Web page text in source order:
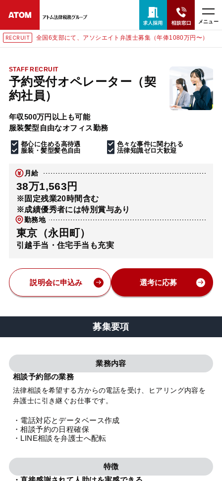
メニュー
RECRUIT 全国6支部にて、アソシエイト弁護士募集（年俸1080万円〜）
STAFF RECRUIT
予約受付オペレーター（契
約社員）
年収500万円以上も可能
服装髪型自由なオフィス勤務
都心に住める高待遇
色々な事件に関われる
服装・髪型髪色自由
法律知識ゼロ大歓迎
月給
38万1,563円
※固定残業20時間含む
※成績優秀者には特別賞与あり
勤務地
東京（永田町）
引越手当・住宅手当も充実
説明会に申込み 選考に応募
募集要項
業務内容
相談予約部の業務
法律相談を希望する方からの電話を受け、ヒアリング内容を
弁護士に引き継ぐお仕事です。
・電話対応とデータベース作成
・相談予約の日程確保
・LINE相談を弁護士へ配転
特徴
24時間365日全国対応
無料相談窓口はこちら
電話・LINE・メールで相談予約受付中
ホーム
取扱分野
解決実績
アクセス
弁護士・税理士
費用
特設サイト
相談先情報サイト